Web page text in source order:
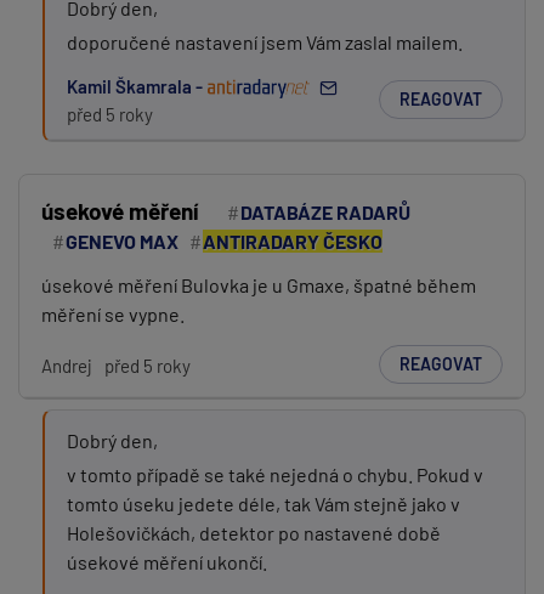
Dobrý den,
doporučené nastavení jsem Vám zaslal mailem.
Kamil Škamrala -
před 5 roky
REAGOVAT
úsekové měření
DATABÁZE RADARŮ
GENEVO MAX
ANTIRADARY ČESKO
úsekové měření Bulovka je u Gmaxe, špatné během
měření se vypne.
Andrej před 5 roky REAGOVAT
Dobrý den,
v tomto případě se také nejedná o chybu. Pokud v
tomto úseku jedete déle, tak Vám stejně jako v
Holešovičkách, detektor po nastavené době
úsekové měření ukončí.